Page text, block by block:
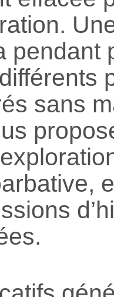
pendant
sans